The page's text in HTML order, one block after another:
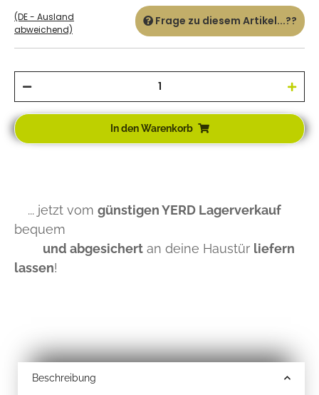
(DE - Ausland
abweichend)
Frage zu diesem Artikel...??
In den Warenkorb
... jetzt vom günstigen YERD Lagerverkauf
bequem
und abgesichert an deine Haustür liefern
lassen!
Beschreibung